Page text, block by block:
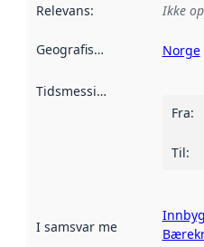
Relevans: Ikke
Geografisk avgrensning :
Norge
Tidsmessig avgrensning
Fra:
Til:
I samsvar med